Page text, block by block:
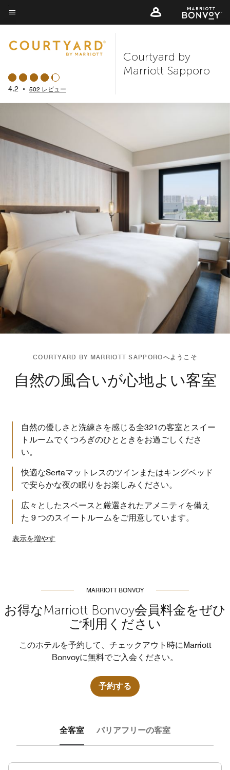
Skip
to
content
メニューのテキスト
4.2 • 502 レビュー
Courtyard by
Marriott Sapporo
COURTYARD BY MARRIOTT SAPPOROへようこそ
自然の風合いが心地よい客室
自然の優しさと洗練さを感じる全321の客室とスイー
トルームでくつろぎのひとときをお過ごしくださ
い。
快適なSertaマットレスのツインまたはキングベッド
で安らかな夜の眠りをお楽しみください。
広々としたスペースと厳選されたアメニティを備え
た 9 つのスイートルームをご用意しています。
表示を増やす
MARRIOTT BONVOY
お得なMarriott Bonvoy会員料金をぜひ
ご利用ください
このホテルを予約して、チェックアウト時にMarriott
Bonvoyに無料でご入会ください。
予約する
全客室 バリアフリーの客室